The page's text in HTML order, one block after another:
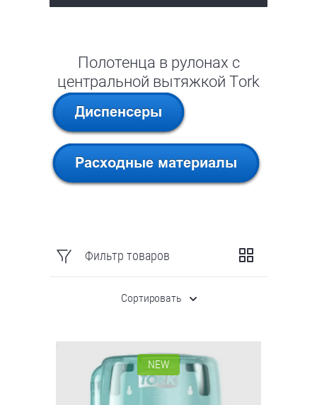
Полотенца в рулонах c
центральной вытяжкой Tork
Фильтр товаров
Сортировать
NEW